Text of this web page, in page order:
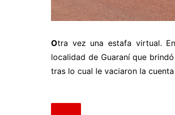
Otra vez una estafa virtual.
localidad de Guaraní que
tras lo cual le vaciaron la